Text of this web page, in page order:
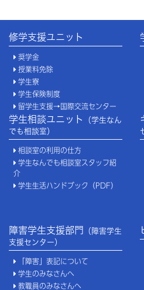
修学支援ユニット
奨学金
授業料免除
学生寮
学生保険制度
留学生支援→国際交流センター
学生相談ユニット
（学生なん
でも相談室）
相談室の利用の仕方
学生なんでも相談室スタッフ紹
介
学生生活ハンドブック（PDF）
障害学生支援部門
（障害学生
支援センター）
「障害」表記について
学生のみなさんへ
教職員のみなさんへ